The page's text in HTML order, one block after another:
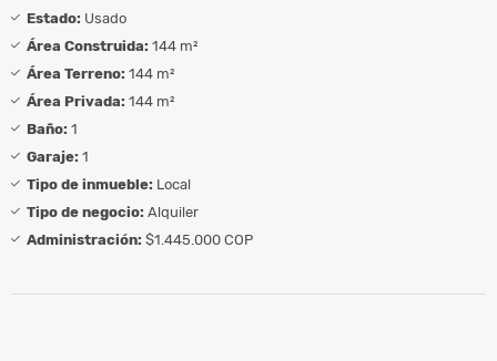
Estado: Usado
Área Construida: 144 m²
Área Terreno: 144 m²
Área Privada: 144 m²
Baño: 1
Garaje: 1
Tipo de inmueble: Local
Tipo de negocio: Alquiler
Administración: $1.445.000 COP